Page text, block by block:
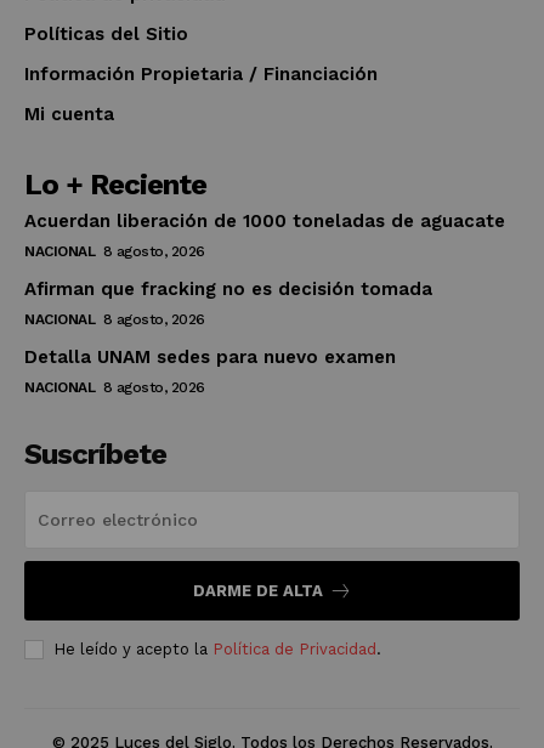
Políticas del Sitio
Información Propietaria / Financiación
Mi cuenta
Lo + Reciente
Acuerdan liberación de 1000 toneladas de aguacate
NACIONAL 8 agosto, 2026
Afirman que fracking no es decisión tomada
NACIONAL 8 agosto, 2026
Detalla UNAM sedes para nuevo examen
NACIONAL 8 agosto, 2026
Suscríbete
DARME DE ALTA
He leído y acepto la Política de Privacidad .
© 2025 Luces del Siglo. Todos los Derechos Reservados.